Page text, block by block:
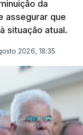
da
assegurar que
situação atual.
2026, 18:35